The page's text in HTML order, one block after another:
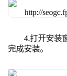
4.打开安装
完成安装。